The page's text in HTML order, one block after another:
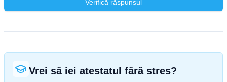
Verifică răspunsul
Vrei să iei atestatul fără stres?